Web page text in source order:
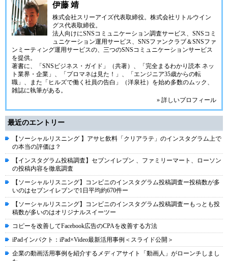
伊藤 靖
株式会社スリーアイズ代表取締役。株式会社リトルウイン
グス代表取締役。
法人向けにSNSコミュニケーション調査サービス、SNSコミ
ュニケーション運用サービス、SNSファンクラブ＆SNSファ
ンミーティング運用サービスの、三つのSNSコミュニケーションサービス
を提供。
著書に、「SNSビジネス・ガイド」（共著）、「完全まるわかり読本 ネッ
ト業界・企業」、「プロマネは見た！」、「エンジニア35歳からの転
職」、また「ヒルズで働く社員の告白」（洋泉社）を始め多数のムック、
雑誌に執筆がある。
» 詳しいプロフィール
最近のエントリー
【ソーシャルリスニング 】アサヒ飲料「クリアラテ」のインスタグラム上で
の本当の評価は？
【インスタグラム投稿調査】セブンイレブン 、ファミリーマート、ローソン
の投稿内容を徹底調査
【ソーシャルリスニング】コンビニのインスタグラム投稿調査ー投稿数が多
いのはセブンイレブンで1日平均約670件ー
【ソーシャルリスニング】コンビニのインスタグラム投稿調査ーもっとも投
稿数が多いのはオリジナルスイーツー
コピーを改善してFacebook広告のCPAを改善する方法
iPadインパクト：iPad×Video最新活用事例＜スライド公開＞
企業の動画活用事例を紹介するメディアサイト「動画人」がローンチしまし